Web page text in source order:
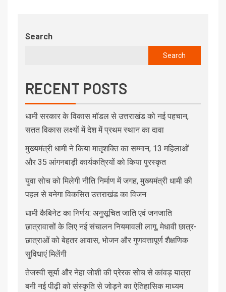
Search
Search
RECENT POSTS
धामी सरकार के विकास मॉडल से उत्तराखंड को नई पहचान,
सतत विकास लक्ष्यों में देश में प्रथम स्थान का दावा
मुख्यमंत्री धामी ने किया मातृशक्ति का सम्मान, 13 महिलाओं
और 35 आंगनबाड़ी कार्यकत्रियों को किया पुरस्कृत
युवा सोच को मिलेगी नीति निर्माण में जगह, मुख्यमंत्री धामी की
पहल से बनेगा विकसित उत्तराखंड का विजन
धामी कैबिनेट का निर्णय: अनुसूचित जाति एवं जनजाति
छात्रावासों के लिए नई संचालन नियमावली लागू, मेधावी छात्र-
छात्राओं को बेहतर आवास, भोजन और गुणवत्तापूर्ण शैक्षणिक
सुविधाएं मिलेंगी
तेजस्वी सूर्या और नेहा जोशी की प्रेरक सोच से कांवड़ यात्रा
बनी नई पीढ़ी को संस्कृति से जोड़ने का ऐतिहासिक माध्यम